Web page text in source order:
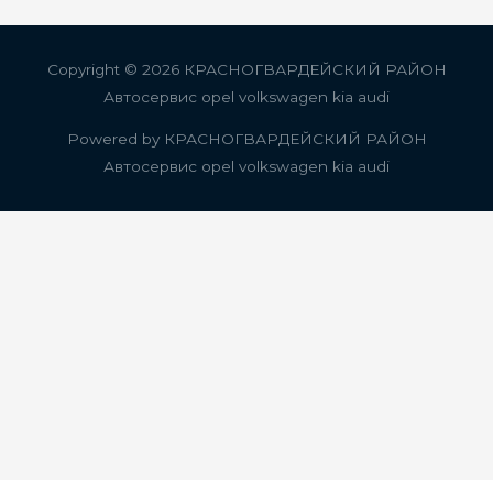
записям
Copyright © 2026 КРАСНОГВАРДЕЙСКИЙ РАЙОН
Автосервис opel volkswagen kia audi
Powered by КРАСНОГВАРДЕЙСКИЙ РАЙОН
Автосервис opel volkswagen kia audi